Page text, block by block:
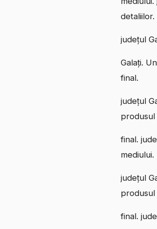
detaliilor.
județul
Galați.
final.
județul
produsul
final.
mediului.
județul
produsul
final.